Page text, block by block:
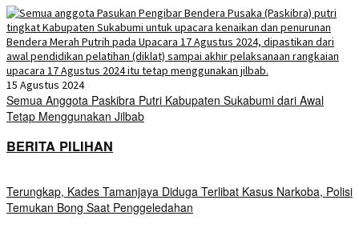
15 Agustus 2024
Semua Anggota Paskibra Putri Kabupaten Sukabumi dari Awal
Tetap Menggunakan Jilbab
BERITA PILIHAN
Terungkap, Kades Tamanjaya Diduga Terlibat Kasus Narkoba, Polisi
Temukan Bong Saat Penggeledahan